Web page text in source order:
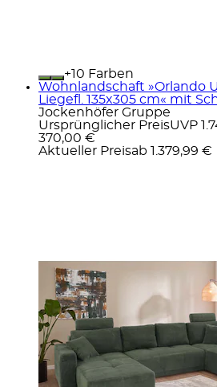
+
Farben
Wohnlandschaft »Orlando
Liegefl. 135x305 cm« mit
Jockenhöfer Gruppe
Ursprünglicher PreisUVP
370,00 €
Aktueller Preisab 1.379,99 €